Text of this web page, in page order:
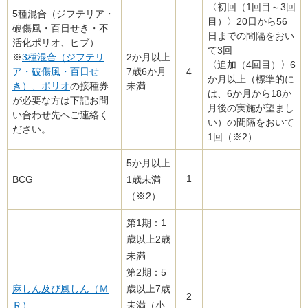
5種混合（ジフテリア・
破傷風・百日せき・不
活化ポリオ、ヒブ）
※3種混合（ジフテリ
ア・破傷風・百日せ
き）、ポリオの接種券
が必要な方は下記お問
い合わせ先へご連絡く
ださい。
2か月以上
7歳6か月
未満
4
〈初回（1回目～3回
目）〉20日から56
日までの間隔をおい
て3回
〈追加（4回目）〉6
か月以上（標準的に
は、6か月から18か
月後の実施が望まし
い）の間隔をおいて
1回（※2）
BCG
5か月以上
1歳未満
（※2）
1
麻しん及び風しん（Ｍ
Ｒ）
第1期：1
歳以上2歳
未満
第2期：5
歳以上7歳
未満（小
2